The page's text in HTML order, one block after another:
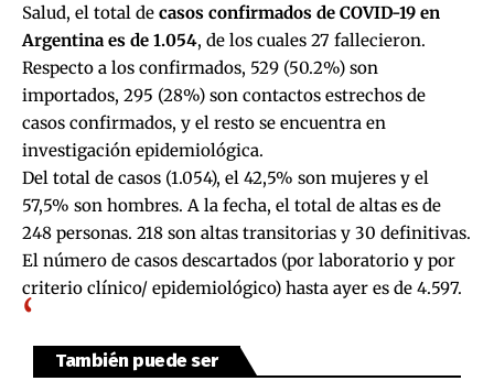
Salud, el total de casos confirmados de COVID-19 en
Argentina es de 1.054, de los cuales 27 fallecieron.
Respecto a los confirmados, 529 (50.2%) son
importados, 295 (28%) son contactos estrechos de
casos confirmados, y el resto se encuentra en
investigación epidemiológica.
Del total de casos (1.054), el 42,5% son mujeres y el
57,5% son hombres. A la fecha, el total de altas es de
248 personas. 218 son altas transitorias y 30 definitivas.
El número de casos descartados (por laboratorio y por
criterio clínico/ epidemiológico) hasta ayer es de 4.597.
También puede ser